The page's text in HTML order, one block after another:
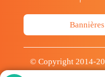
© Copyright 2014-